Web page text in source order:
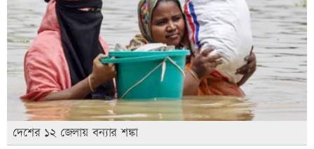
দেশের ১২ জেলায় বন্যার শঙ্কা